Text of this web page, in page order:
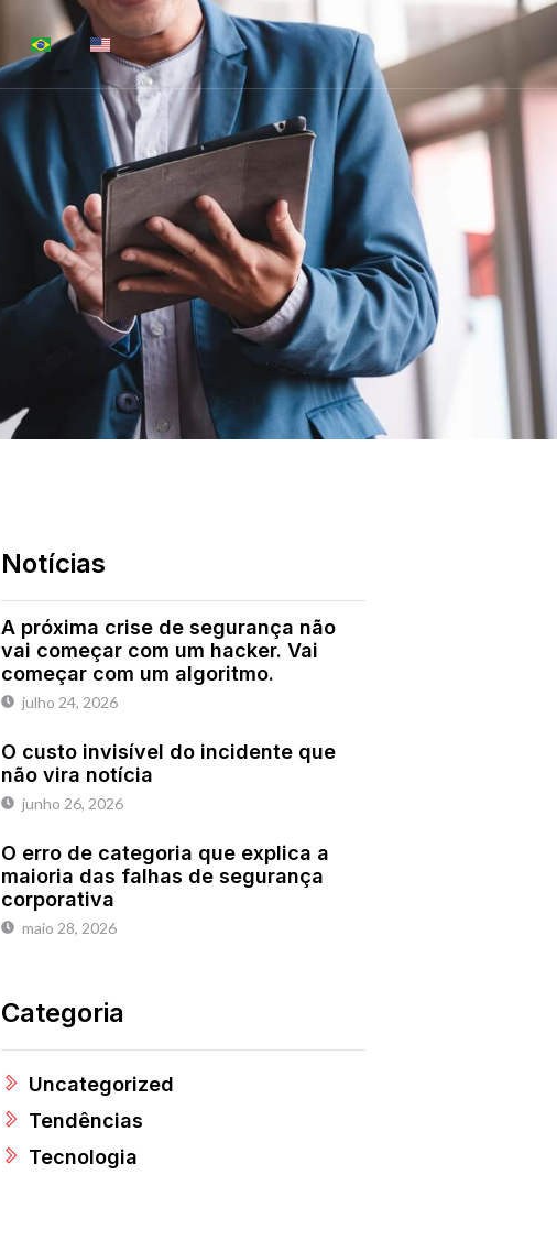
Notícias
A próxima crise de segurança não
vai começar com um hacker. Vai
começar com um algoritmo.
julho 24, 2026
O custo invisível do incidente que
não vira notícia
junho 26, 2026
O erro de categoria que explica a
maioria das falhas de segurança
corporativa
maio 28, 2026
Categoria
Uncategorized
Tendências
Tecnologia